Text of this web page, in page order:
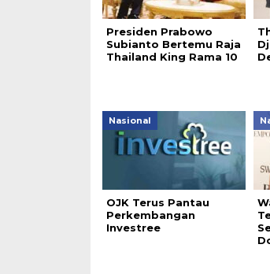
Presiden Prabowo
Subianto Bertemu Raja
Thailand King Rama 10
Nasional
OJK Terus Pantau
Perkembangan
Investree